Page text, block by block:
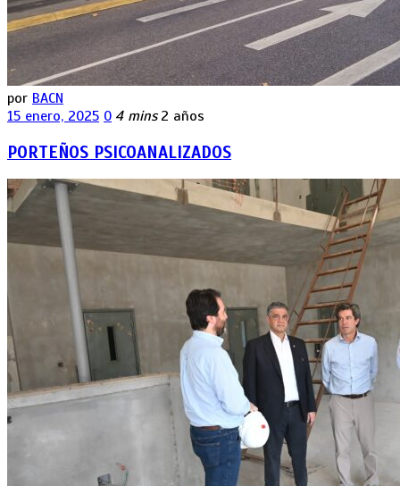
por BACN
15 enero, 2025 0 4 mins 2 años
PORTEÑOS PSICOANALIZADOS